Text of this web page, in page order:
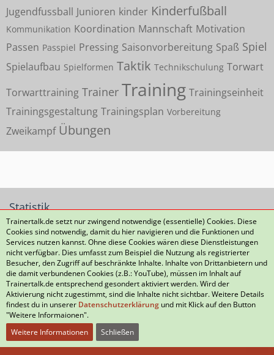
Jugendfussball Junioren kinder Kinderfußball
Kommunikation Koordination Mannschaft Motivation
Passen Passpiel Pressing Saisonvorbereitung Spaß Spiel
Spielaufbau Spielformen Taktik Technikschulung Torwart
Torwarttraining Trainer Training Trainingseinheit
Trainingsgestaltung Trainingsplan Vorbereitung
Zweikampf Übungen
Statistik
2.502 Themen 37.975 Beiträge (5,13 Beiträge pro Tag)
Datenschutzerklärung Kontakt Impressum
Nutzungsbedingungen Häufig gestellte Fragen
Community-Software:
Trainertalk.de setzt nur zwingend notwendige (essentielle) Cookies. Diese
Cookies sind notwendig, damit du hier navigieren und die Funktionen und
Services nutzen kannst. Ohne diese Cookies wären diese Dienstleistungen
nicht verfügbar. Dies umfasst zum Beispiel die Nutzung als registrierter
Besucher, den Zugriff auf beschränkte Inhalte. Inhalte von Drittanbietern und
die damit verbundenen Cookies (z.B.: YouTube), müssen im Inhalt auf
Trainertalk.de entsprechend gesondert aktiviert werden. Wird der
Aktivierung nicht zugestimmt, sind die Inhalte nicht sichtbar. Weitere Details
findest du in unserer Datenschutzerklärung und mit Klick auf den Button
"Weitere Informaionen".
Weitere Informationen
Schließen